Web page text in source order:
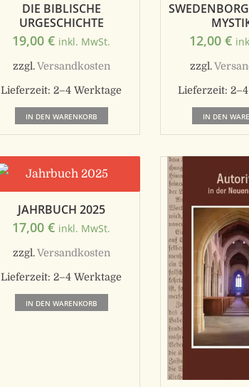
DIE BIBLISCHE
URGESCHICHTE
19,00€ inkl. MwSt.
zzgl.Versandkosten
Lieferzeit:2–4 Werktage
IN DEN WARENKORB
12,00€
zzgl.
Lieferzeit:
IN DEN
JAHRBUCH 2025
17,00€ inkl. MwSt.
zzgl.Versandkosten
Lieferzeit:2–4 Werktage
IN DEN WARENKORB